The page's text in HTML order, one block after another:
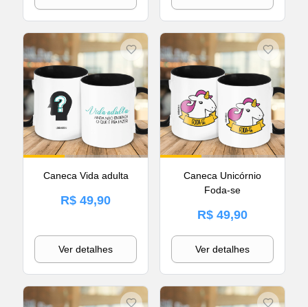
Caneca Vida adulta
R$ 49,90
Ver detalhes
Caneca Unicórnio
Foda-se
R$ 49,90
Ver detalhes